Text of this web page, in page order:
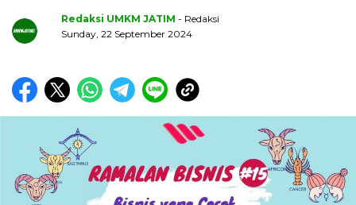
Redaksi UMKM JATIM - Redaksi
Sunday, 22 September 2024